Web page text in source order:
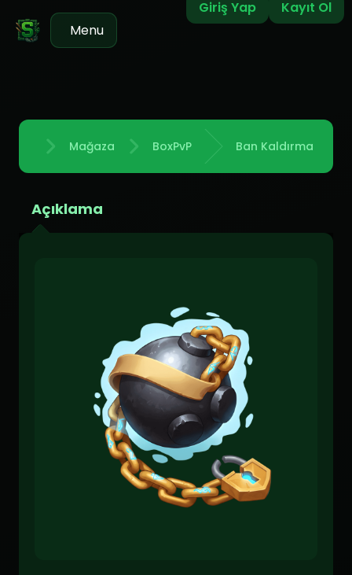
Giriş Yap
Kayıt Ol
Menu
AnasayfaMağaza BoxPvP Ban Kaldırma
Açıklama